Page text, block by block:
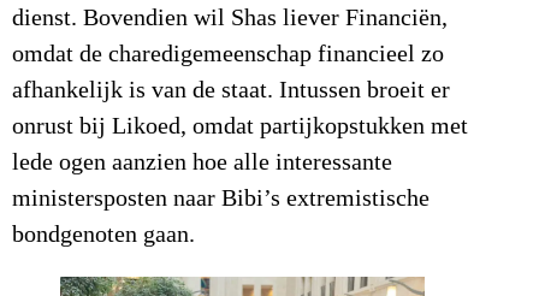
dienst. Bovendien wil Shas liever Financiën,
omdat de charedigemeenschap financieel zo
afhankelijk is van de staat. Intussen broeit er
onrust bij Likoed, omdat partijkopstukken met
lede ogen aanzien hoe alle interessante
ministersposten naar Bibi’s extremistische
bondgenoten gaan.